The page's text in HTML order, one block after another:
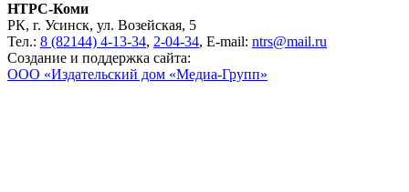
НТРС-Коми
РК, г. Усинск, ул. Возейская, 5
Тел.: 8 (82144) 4-13-34, 2-04-34, E-mail: ntrs@mail.ru
Создание и поддержка сайта:
ООО «Издательский дом «Медиа-Групп»